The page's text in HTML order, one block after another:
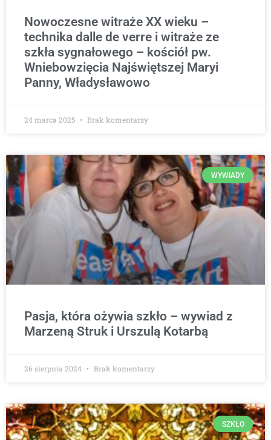
Nowoczesne witraże XX wieku –
technika dalle de verre i witraże ze
szkła sygnałowego – kościół pw.
Wniebowzięcia Najświętszej Maryi
Panny, Władysławowo
24 marca 2025 Brak komentarzy
WYWIADY
Pasja, która ożywia szkło – wywiad z
Marzeną Struk i Urszulą Kotarbą
26 sierpnia 2024 Brak komentarzy
SZKŁO